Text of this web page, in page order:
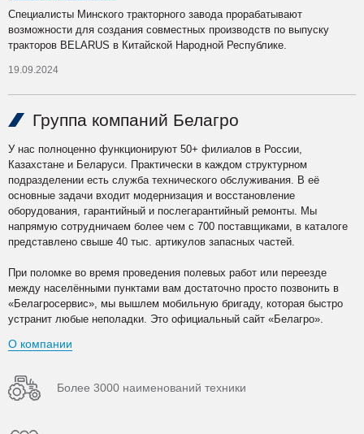
Специалисты Минского тракторного завода прорабатывают
возможности для создания совместных производств по выпуску
тракторов BELARUS в Китайской Народной Республике.
19.09.2024
Группа компаний Белагро
У нас полноценно функционируют 50+ филиалов в России,
Казахстане и Беларуси. Практически в каждом структурном
подразделении есть служба технического обслуживания. В её
основные задачи входит модернизация и восстановление
оборудования, гарантийный и послегарантийный ремонты. Мы
напрямую сотрудничаем более чем с 700 поставщиками, в каталоге
представлено свыше 40 тыс. артикулов запасных частей.
При поломке во время проведения полевых работ или переезде
между населёнными пунктами вам достаточно просто позвонить в
«Белагросервис», мы вышлем мобильную бригаду, которая быстро
устранит любые неполадки. Это официальный сайт «Белагро».
О компании
Более 3000 наименований техники